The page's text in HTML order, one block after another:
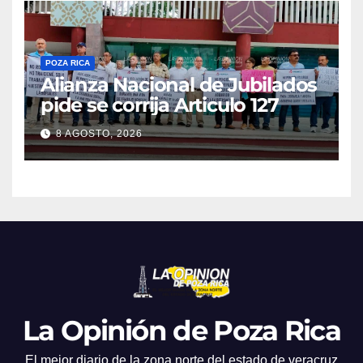
POZA RICA
Alianza Nacional de Jubilados
pide se corrija Articulo 127
8 AGOSTO, 2026
La Opinión de Poza Rica
El mejor diario de la zona norte del estado de veracruz